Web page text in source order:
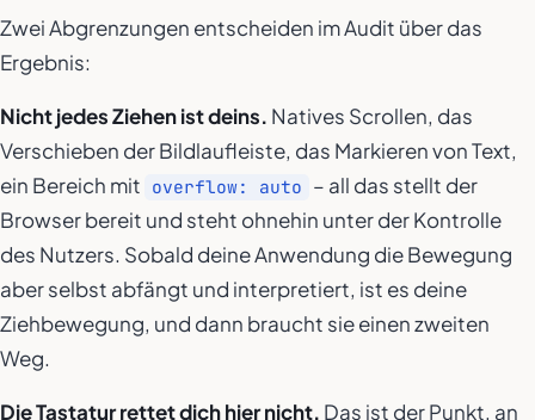
Zwei Abgrenzungen entscheiden im Audit über das
Ergebnis:
Nicht jedes Ziehen ist deins. Natives Scrollen, das
Verschieben der Bildlaufleiste, das Markieren von Text,
ein Bereich mit overflow: auto – all das stellt der
Browser bereit und steht ohnehin unter der Kontrolle
des Nutzers. Sobald deine Anwendung die Bewegung
aber selbst abfängt und interpretiert, ist es deine
Ziehbewegung, und dann braucht sie einen zweiten
Weg.
Die Tastatur rettet dich hier nicht. Das ist der Punkt, an